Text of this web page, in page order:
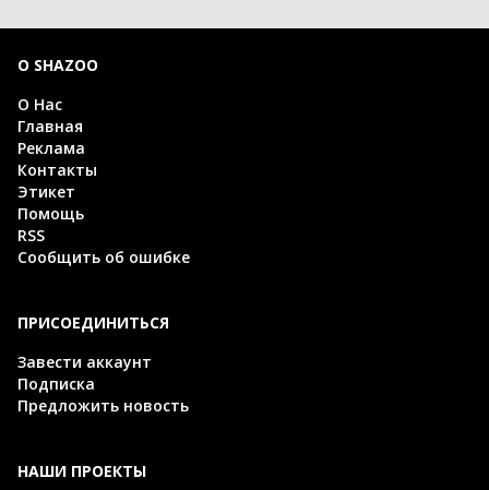
О SHAZOO
О Нас
Главная
Реклама
Контакты
Этикет
Помощь
RSS
Сообщить об ошибке
ПРИСОЕДИНИТЬСЯ
Завести аккаунт
Подписка
Предложить новость
НАШИ ПРОЕКТЫ